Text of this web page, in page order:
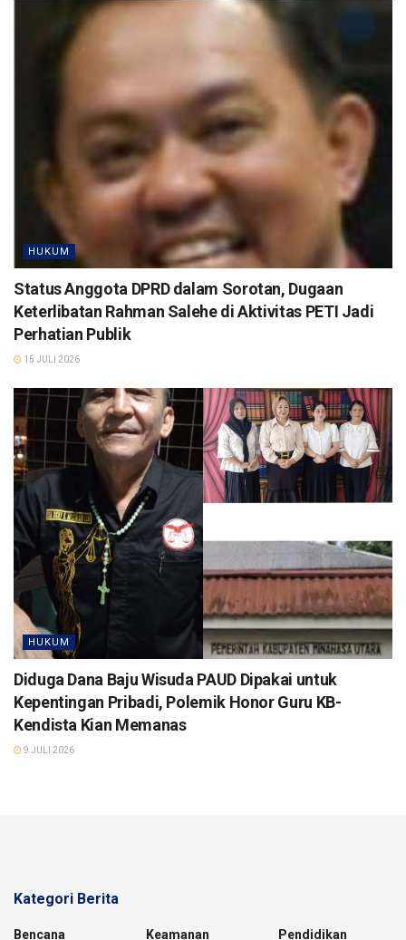
HUKUM
Status Anggota DPRD dalam Sorotan, Dugaan
Keterlibatan Rahman Salehe di Aktivitas PETI Jadi
Perhatian Publik
15 JULI 2026
HUKUM
Diduga Dana Baju Wisuda PAUD Dipakai untuk
Kepentingan Pribadi, Polemik Honor Guru KB-
Kendista Kian Memanas
9 JULI 2026
Kategori Berita
Bencana Keamanan Pendidikan